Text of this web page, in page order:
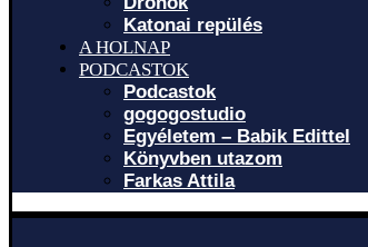
Katonai repülés
A HOLNAP
PODCASTOK
Podcastok
gogogostudio
Egyéletem – Babik Edittel
Könyvben utazom
Farkas Attila